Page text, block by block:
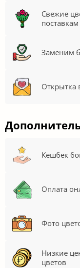
Свежие
поставкам
Заменим
Открытка
Кешбек
Оплата
Фото
Низкие
цветов